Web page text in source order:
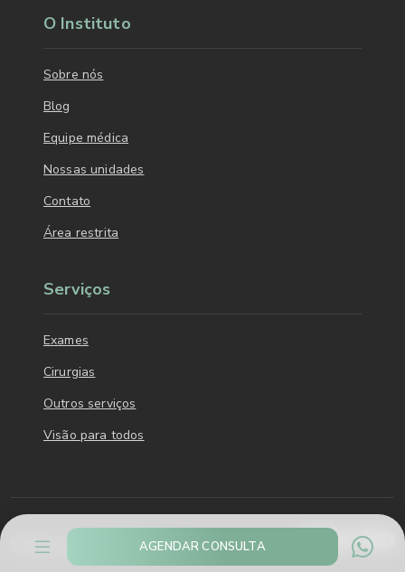
AGENDAR CONSULTA
O Instituto
Sobre nós
Blog
Equipe médica
Nossas unidades
Contato
Área restrita
Serviços
Exames
Cirurgias
Outros serviços
Visão para todos
Política de privacidade